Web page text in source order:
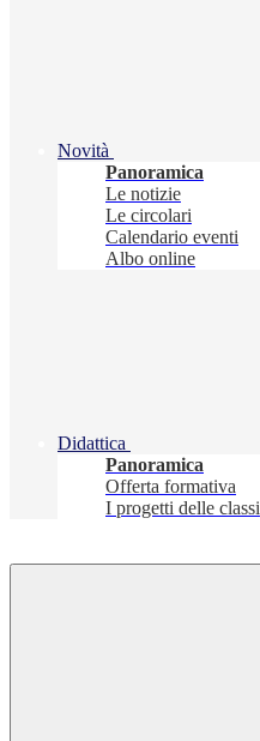
Novità
Panoramica
Le notizie
Le circolari
Calendario eventi
Albo online
Didattica
Panoramica
Offerta formativa
I progetti delle classi